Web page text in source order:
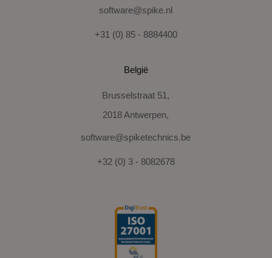
software@spike.nl
+31 (0) 85 - 8884400
België
Brusselstraat 51,
2018 Antwerpen,
software@spiketechnics.be
+32 (0) 3 - 8082678